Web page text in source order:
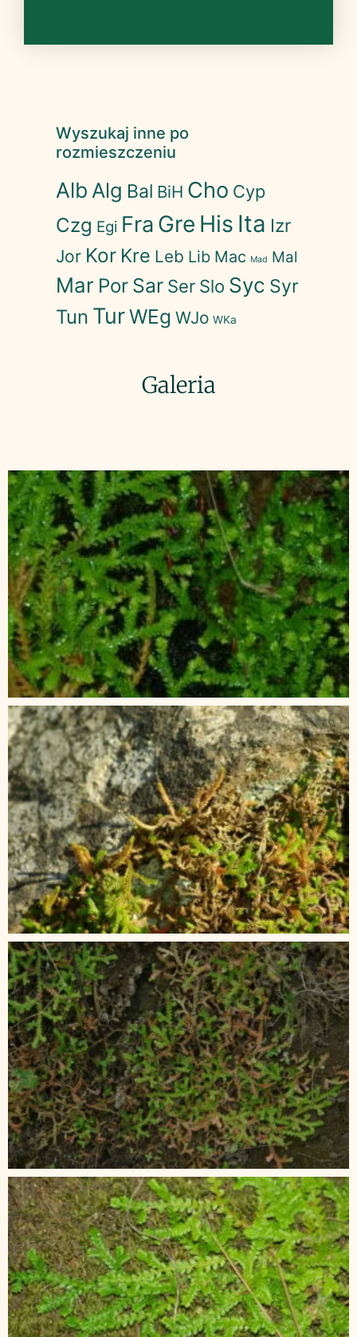
Wyszukaj inne po
rozmieszczeniu
Alb Alg Bal BiH Cho Cyp
Czg Egi Fra Gre His Ita Izr
Jor Kor Kre Leb Lib Mac Mad Mal
Mar Por Sar Ser Slo Syc Syr
Tun TurWEg WJo WKa
Galeria